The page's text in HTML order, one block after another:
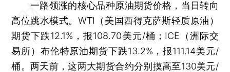
一路领涨的核心品种原油期货价格，当日转向
高位跳水模式。WTI（美国西得克萨斯轻质原油）
期货下跌12.1%，报108.70美元/桶；ICE（洲际交
易所）布伦特原油期货下跌13.2%，报111.14美元/
桶。两天前，这两大期货合约分别摸高至130美元/